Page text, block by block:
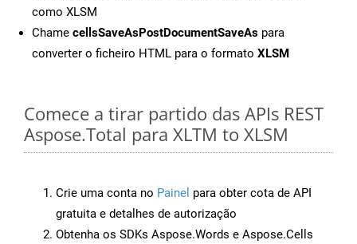
como XLSM
Chame cellsSaveAsPostDocumentSaveAs para
converter o ficheiro HTML para o formato XLSM
Comece a tirar partido das APIs REST
Aspose.Total para XLTM to XLSM
Crie uma conta no Painel para obter cota de API
gratuita e detalhes de autorização
Obtenha os SDKs Aspose.Words e Aspose.Cells